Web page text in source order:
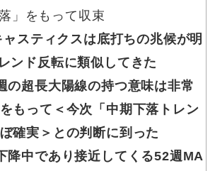
」をもって収束
スティクスは底打ちの兆候が明
ンド反転に類似してきた
の超長大陽線の持つ意味は非常
もって＜今次「中期下落トレン
確実＞との判断に到った
降中であり接近してくる52週MA